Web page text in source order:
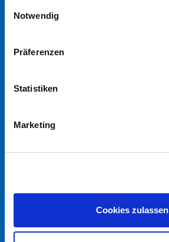
Notwendig
Präferenzen
Statistiken
Marketing
Cookies zulassen
2009: das ifaa-
geht an den Start
fragt
der Bedeutung der Themen aus der
2010: ifaa forciert
2010: ifaa denkt
Aufnahme des Themas in das
Betriebspraxis &
Mehr Inhalt, neue Struktur und